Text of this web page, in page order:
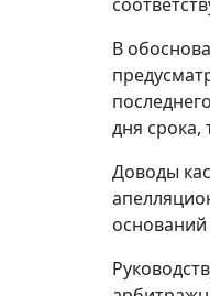
В
дня
Доводы